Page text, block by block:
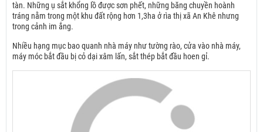
tàn. Những ụ sắt khổng lồ được sơn phết, những băng chuyền hoành
tráng nằm trong một khu đất rộng hơn 1,3ha ở rìa thị xã An Khê nhưng
trong cảnh im ắng.
Nhiều hạng mục bao quanh nhà máy như tường rào, cửa vào nhà máy,
máy móc bắt đầu bị cỏ dại xâm lấn, sắt thép bắt đầu hoen gỉ.